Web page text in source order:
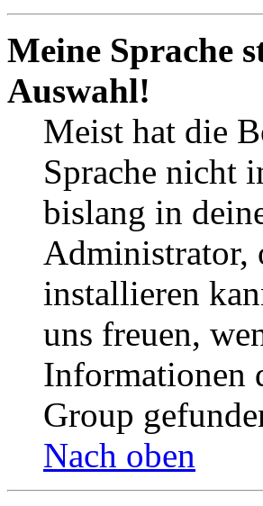
Meine Sprache
Auswahl!
Meist hat die
Sprache nicht
bislang in
Administrator,
installieren
uns freuen,
Informationen
Group
Nach oben